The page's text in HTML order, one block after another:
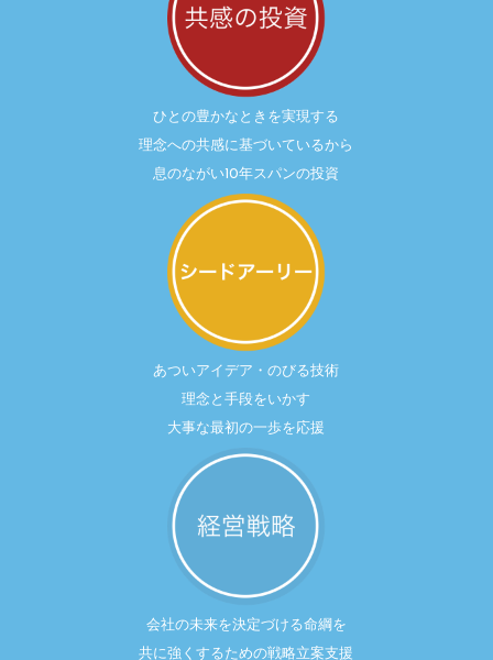
ひとの豊かなときを実現する
理念への共感に基づいているから
息のながい10年スパンの投資
あついアイデア・のびる技術
理念と手段をいかす
大事な最初の一歩を応援
会社の未来を決定づける命綱を
共に強くするための戦略立案支援